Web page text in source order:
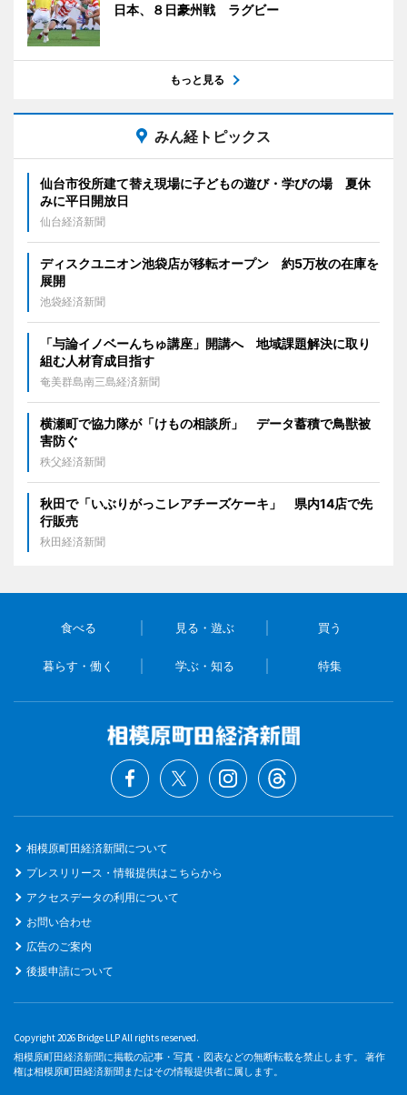
日本、８日豪州戦 ラグビー
もっと見る
みん経トピックス
仙台市役所建て替え現場に子どもの遊び・学びの場 夏休
みに平日開放日
仙台経済新聞
ディスクユニオン池袋店が移転オープン 約5万枚の在庫を
展開
池袋経済新聞
「与論イノベーんちゅ講座」開講へ 地域課題解決に取り
組む人材育成目指す
奄美群島南三島経済新聞
横瀬町で協力隊が「けもの相談所」 データ蓄積で鳥獣被
害防ぐ
秩父経済新聞
秋田で「いぶりがっこレアチーズケーキ」 県内14店で先
行販売
秋田経済新聞
食べる 見る・遊ぶ 買う
暮らす・働く 学ぶ・知る 特集
相模原町田経済新聞について
プレスリリース・情報提供はこちらから
アクセスデータの利用について
お問い合わせ
広告のご案内
後援申請について
Copyright 2026 Bridge LLP All rights reserved.
相模原町田経済新聞に掲載の記事・写真・図表などの無断転載を禁止します。 著作
権は相模原町田経済新聞またはその情報提供者に属します。